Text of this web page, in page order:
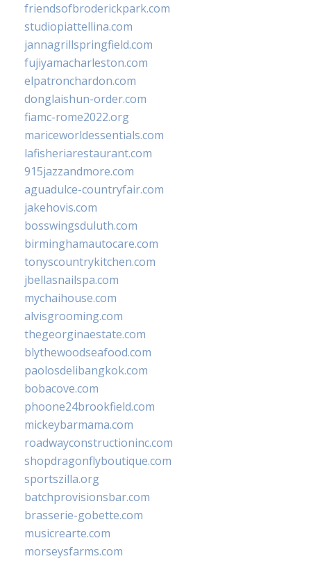
friendsofbroderickpark.com
studiopiattellina.com
jannagrillspringfield.com
fujiyamacharleston.com
elpatronchardon.com
donglaishun-order.com
fiamc-rome2022.org
mariceworldessentials.com
lafisheriarestaurant.com
915jazzandmore.com
aguadulce-countryfair.com
jakehovis.com
bosswingsduluth.com
birminghamautocare.com
tonyscountrykitchen.com
jbellasnailspa.com
mychaihouse.com
alvisgrooming.com
thegeorginaestate.com
blythewoodseafood.com
paolosdelibangkok.com
bobacove.com
phoone24brookfield.com
mickeybarmama.com
roadwayconstructioninc.com
shopdragonflyboutique.com
sportszilla.org
batchprovisionsbar.com
brasserie-gobette.com
musicrearte.com
morseysfarms.com